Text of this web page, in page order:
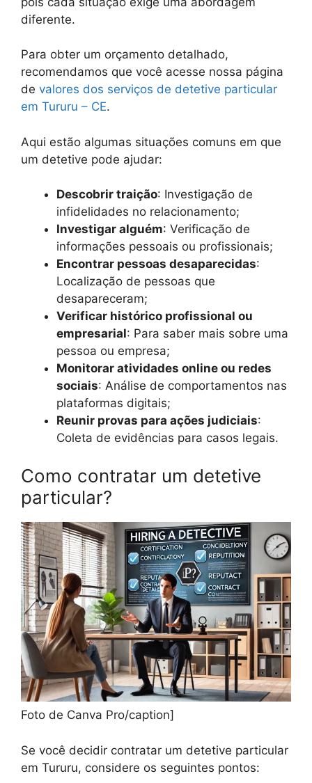
diferente.
Para obter um orçamento detalhado,
recomendamos que você acesse nossa página
de valores dos serviços de detetive particular
em Tururu – CE.
Aqui estão algumas situações comuns em que
um detetive pode ajudar:
Descobrir traição: Investigação de
infidelidades no relacionamento;
Investigar alguém: Verificação de
informações pessoais ou profissionais;
Encontrar pessoas desaparecidas:
Localização de pessoas que
desapareceram;
Verificar histórico profissional ou
empresarial: Para saber mais sobre uma
pessoa ou empresa;
Monitorar atividades online ou redes
sociais: Análise de comportamentos nas
plataformas digitais;
Reunir provas para ações judiciais:
Coleta de evidências para casos legais.
Como contratar um detetive
particular?
Foto de Canva Pro/caption]
Se você decidir contratar um detetive particular
em Tururu, considere os seguintes pontos: